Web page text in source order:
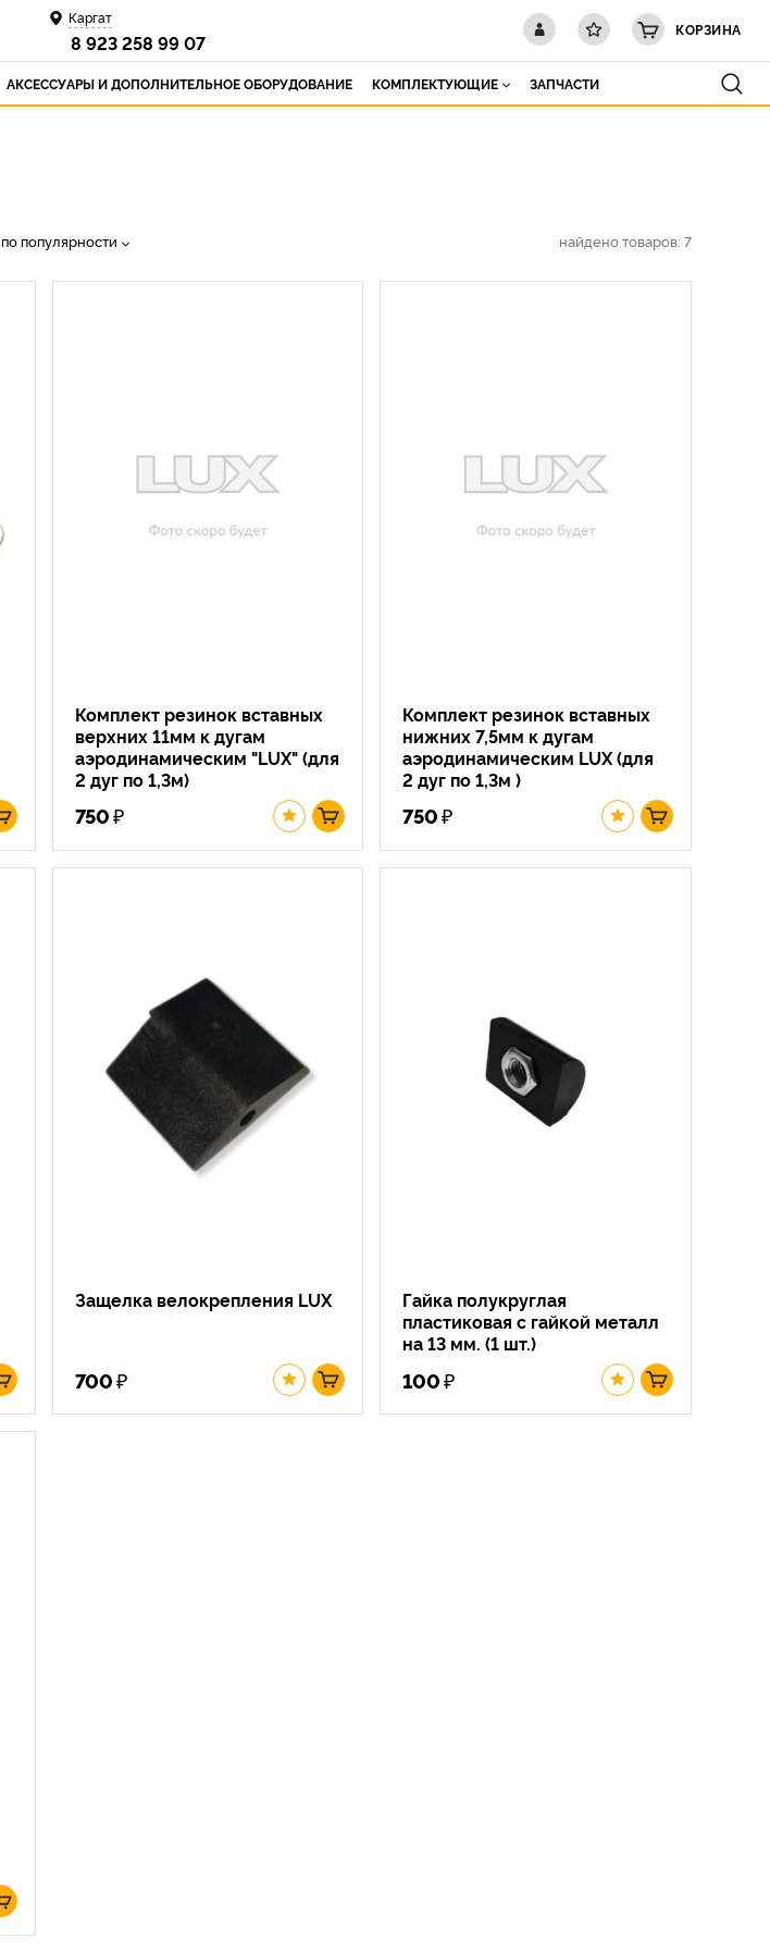
КОРЗИНА
Каргат
8 923 258 99 07
АКСЕССУАРЫ И ДОПОЛНИТЕЛЬНОЕ ОБОРУДОВАНИЕ КОМПЛЕКТУЮЩИЕ ЗАПЧАСТИ
по популярности найдено товаров: 7
Комплект резинок вставных
верхних 11мм к дугам
аэродинамическим "LUX" (для
2 дуг по 1,3м)
750₽
Комплект резинок вставных
нижних 7,5мм к дугам
аэродинамическим LUX (для
2 дуг по 1,3м )
750₽
Защелка велокрепления LUX
700₽
Гайка полукруглая
пластиковая с гайкой металл
на 13 мм. (1 шт.)
100₽